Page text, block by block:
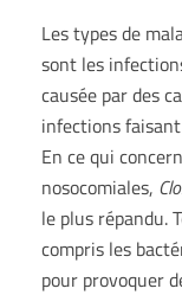
Les types de
sont les
causée par des
infections
En ce qui
nosocomiales,
le plus répandu.
compris les
pour provoquer